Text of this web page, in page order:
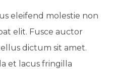
eleifend molestie non
elit. Fusce auctor
dictum sit amet.
et lacus fringilla